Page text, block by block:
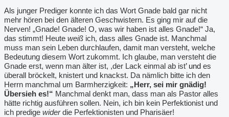
Als junger Prediger konnte ich das Wort Gnade bald gar nicht
mehr hören bei den älteren Geschwistern. Es ging mir auf die
Nerven! „Gnade! Gnade! O, was wir haben ist alles Gnade!“ Ja,
das stimmt! Heute weiß ich, dass alles Gnade ist. Manchmal
muss man sein Leben durchlaufen, damit man versteht, welche
Bedeutung diesem Wort zukommt. Ich glaube, man versteht die
Gnade erst, wenn man älter ist, ,der Lack einmal ab ist’ und es
überall bröckelt, knistert und knackst. Da nämlich bitte ich den
Herrn manchmal um Barmherzigkeit: „Herr, sei mir gnädig!
Übersieh es!“ Manchmal denkt man, dass man als Pastor alles
hätte richtig ausführen sollen. Nein, ich bin kein Perfektionist und
ich predige widerdie Perfektionisten und Pharisäer!